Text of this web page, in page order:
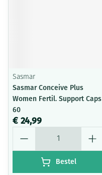
Sasmar
Sasmar Conceive Plus
Women Fertil. Support Caps
60
€ 24,99
Bestel